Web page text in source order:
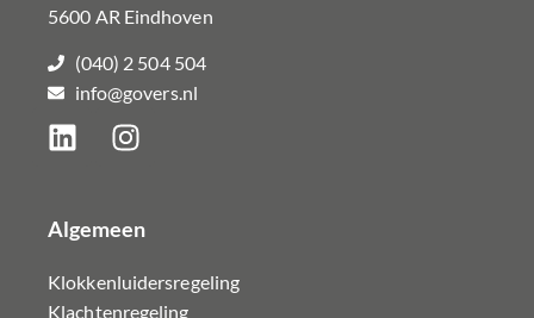
5600 AR Eindhoven
(040) 2 504 504
info@govers.nl
Algemeen
Klokkenluidersregeling
Klachtenregeling